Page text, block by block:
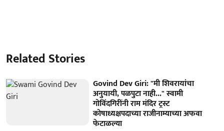
Related Stories
Govind Dev Giri: "मी शिवरायांचा
अनुयायी, पळपुटा नाही..." स्वामी
गोविंदगिरींनी राम मंदिर ट्रस्ट
कोषाध्यक्षपदाच्या राजीनाम्याच्या अफवा
फेटाळल्या